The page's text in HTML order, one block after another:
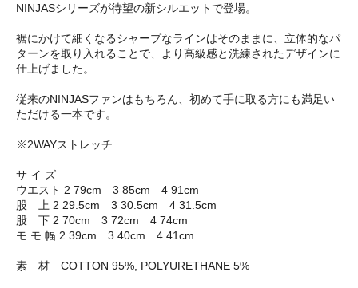
NINJASシリーズが待望の新シルエットで登場。
裾にかけて細くなるシャープなラインはそのままに、立体的なパ
ターンを取り入れることで、より高級感と洗練されたデザインに
仕上げました。
従来のNINJASファンはもちろん、初めて手に取る方にも満足い
ただける一本です。
※2WAYストレッチ
サ イ ズ
ウエスト 2 79cm 3 85cm 4 91cm
股 上 2 29.5cm 3 30.5cm 4 31.5cm
股 下 2 70cm 3 72cm 4 74cm
モ モ 幅 2 39cm 3 40cm 4 41cm
素 材 COTTON 95%, POLYURETHANE 5%